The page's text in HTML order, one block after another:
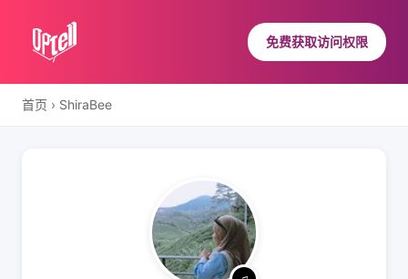
免费获取访问权限
首页 › ShiraBee